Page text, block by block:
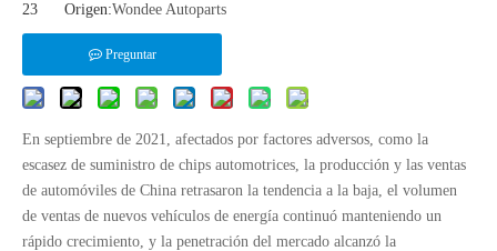
23 Origen:Wondee Autoparts
Preguntar
En septiembre de 2021, afectados por factores adversos, como la
escasez de suministro de chips automotrices, la producción y las ventas
de automóviles de China retrasaron la tendencia a la baja, el volumen
de ventas de nuevos vehículos de energía continuó manteniendo un
rápido crecimiento, y la penetración del mercado alcanzó la